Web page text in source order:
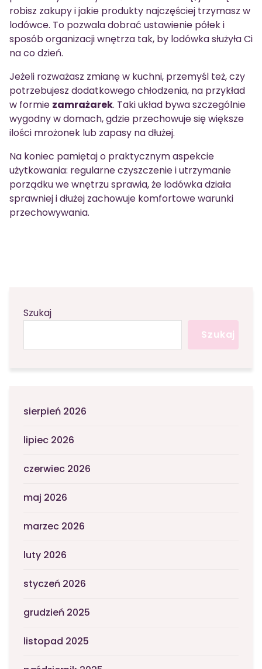
robisz zakupy i jakie produkty najczęściej trzymasz w
lodówce. To pozwala dobrać ustawienie półek i
sposób organizacji wnętrza tak, by lodówka służyła Ci
na co dzień.
Jeżeli rozważasz zmianę w kuchni, przemyśl też, czy
potrzebujesz dodatkowego chłodzenia, na przykład
w formie zamrażarek. Taki układ bywa szczególnie
wygodny w domach, gdzie przechowuje się większe
ilości mrożonek lub zapasy na dłużej.
Na koniec pamiętaj o praktycznym aspekcie
użytkowania: regularne czyszczenie i utrzymanie
porządku we wnętrzu sprawia, że lodówka działa
sprawniej i dłużej zachowuje komfortowe warunki
przechowywania.
Szukaj
Szukaj
sierpień 2026
lipiec 2026
czerwiec 2026
maj 2026
marzec 2026
luty 2026
styczeń 2026
grudzień 2025
listopad 2025